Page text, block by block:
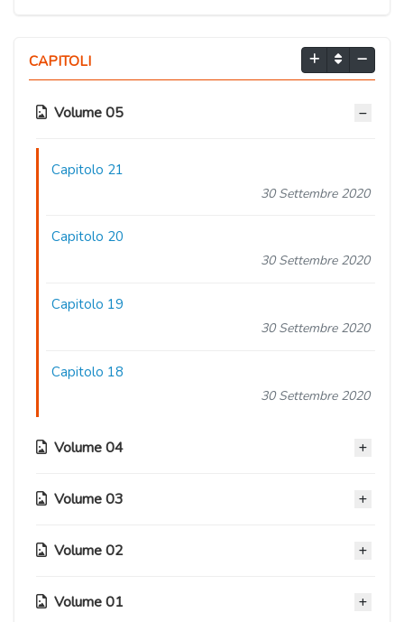
CAPITOLI
Volume 05
Capitolo 21
30 Settembre 2020
Capitolo 20
30 Settembre 2020
Capitolo 19
30 Settembre 2020
Capitolo 18
30 Settembre 2020
Volume 04
Capitolo 17
30 Settembre 2020
Volume 03
Capitolo 13
Volume 02
Capitolo 09
Volume 01